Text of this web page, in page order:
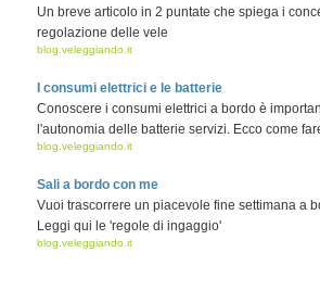
Un breve articolo in 2 puntate che spiega i
regolazione delle vele
blog.veleggiando.it
I consumi elettrici e le batterie
Conoscere i consumi elettrici a bordo è
l'autonomia delle batterie servizi. Ecco come
blog.veleggiando.it
Sali a bordo con me
Vuoi trascorrere un piacevole fine settimana a
Leggi qui le 'regole di ingaggio'
blog.veleggiando.it